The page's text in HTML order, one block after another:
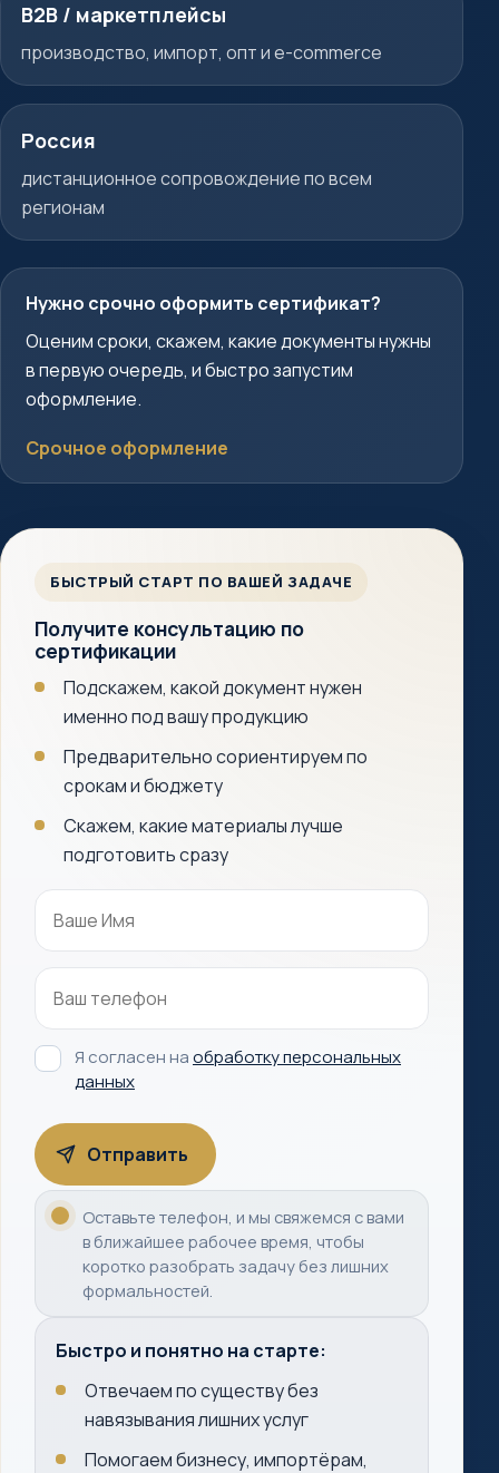
B2B / маркетплейсы
производство, импорт, опт и e-commerce
Россия
дистанционное сопровождение по всем
регионам
Нужно срочно оформить сертификат?
Оценим сроки, скажем, какие документы нужны
в первую очередь, и быстро запустим
оформление.
Срочное оформление
БЫСТРЫЙ СТАРТ ПО ВАШЕЙ ЗАДАЧЕ
Получите консультацию по
сертификации
Подскажем, какой документ нужен
именно под вашу продукцию
Предварительно сориентируем по
срокам и бюджету
Скажем, какие материалы лучше
подготовить сразу
Я согласен наобработку персональных
данных
Оставьте телефон, и мы свяжемся с вами
в ближайшее рабочее время, чтобы
коротко разобрать задачу без лишних
формальностей.
Быстро и понятно на старте:
Отвечаем по существу без
навязывания лишних услуг
Помогаем бизнесу, импортёрам,